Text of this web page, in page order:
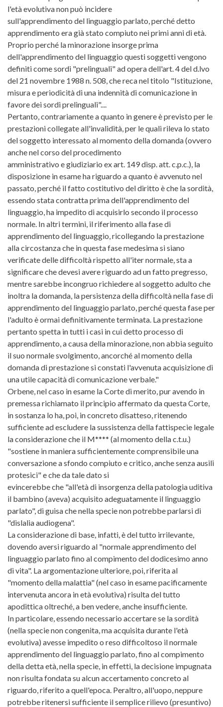
l'età evolutiva non può incidere
sull'apprendimento del linguaggio parlato, perché detto
apprendimento era già stato compiuto nei primi anni di età.
Proprio perché la minorazione insorge prima
dell'apprendimento del linguaggio questi soggetti vengono
definiti come sordi "prelinguali" ad opera dell'art. 4 del d.lvo
del 21 novembre 1988 n. 508, che reca nel titolo "Istituzione,
misura e periodicità di una indennità di comunicazione in
favore dei sordi prelinguali"....
Pertanto, contrariamente a quanto in genere è previsto per le
prestazioni collegate all'invalidità, per le quali rileva lo stato
del soggetto interessato al momento della domanda (ovvero
anche nel corso del procedimento
amministrativo e giudiziario ex art. 149 disp. att. c.p.c.), la
disposizione in esame ha riguardo a quanto è avvenuto nel
passato, perché il fatto costitutivo del diritto è che la sordità,
essendo stata contratta prima dell'apprendimento del
linguaggio, ha impedito di acquisirlo secondo il processo
normale. In altri termini, il riferimento alla fase di
apprendimento del linguaggio, ricollegando la prestazione
alla circostanza che in questa fase medesima si siano
verificate delle difficoltà rispetto all'iter normale, sta a
significare che devesi avere riguardo ad un fatto pregresso,
mentre sarebbe incongruo richiedere al soggetto adulto che
inoltra la domanda, la persistenza della difficoltà nella fase di
apprendimento del linguaggio parlato, perché questa fase per
l'adulto è ormai definitivamente terminata. La prestazione
pertanto spetta in tutti i casi in cui detto processo di
apprendimento, a causa della minorazione, non abbia seguito
il suo normale svolgimento, ancorché al momento della
domanda di prestazione si constati l'avvenuta acquisizione di
una utile capacità di comunicazione verbale."
Orbene, nel caso in esame la Corte di merito, pur avendo in
premessa richiamato il principio affermato da questa Corte,
in sostanza lo ha, poi, in concreto disatteso, ritenendo
sufficiente ad escludere la sussistenza della fattispecie legale
la considerazione che il M**** (al momento della c.t.u.)
"sostiene in maniera sufficientemente comprensibile una
conversazione a sfondo compiuto e critico, anche senza ausili
protesici" e che da tale dato si
evincerebbe che "all'età di insorgenza della patologia uditiva
il bambino (aveva) acquisito adeguatamente il linguaggio
parlato", di guisa che nella specie non potrebbe parlarsi di
"dislalia audiogena".
La considerazione di base, infatti, è del tutto irrilevante,
dovendo aversi riguardo al "normale apprendimento del
linguaggio parlato fino al compimento del dodicesimo anno
di vita". La argomentazione ulteriore, poi, riferita al
"momento della malattia" (nel caso in esame pacificamente
intervenuta ancora in età evolutiva) risulta del tutto
apodittica oltreché, a ben vedere, anche insufficiente.
In particolare, essendo necessario accertare se la sordità
(nella specie non congenita, ma acquisita durante l'età
evolutiva) avesse impedito o reso difficoltoso il normale
apprendimento del linguaggio parlato, fino al compimento
della detta età, nella specie, in effetti, la decisione impugnata
non risulta fondata su alcun accertamento concreto al
riguardo, riferito a quell'epoca. Peraltro, all'uopo, neppure
potrebbe ritenersi sufficiente il semplice rilievo (presuntivo)